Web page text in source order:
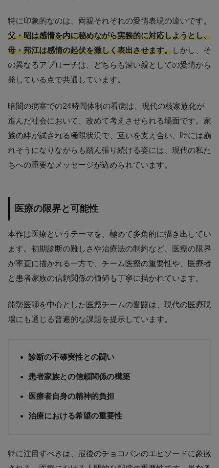
特に印象的なのは、両親それぞれの愛情表現の違いです。
父・昭は感情を内に秘めながら実務的に対応しようとし、
母・邦江は感情の起伏を激しく表出させます。しかし、そ
の異なるアプローチは、どちらも深い親としての愛情から
発している点で共通しています。
暗闇の病室での24時間体制の看病は、現代の核家族化が
進んだ社会において、改めて考えさせられる場面です。家
族の絆が試される極限状況で、互いを支え合い、時には崩
れそうになりながらも踏ん張り続ける姿には、現代の私た
ちへの重要なメッセージが込められています。
医療の限界と可能性
本作は医療というテーマを、極めて多角的に描き出してい
ます。初期診断の難しさや治療法の制約など、医療の限界
が率直に描かれる一方で、チーム医療の重要性や、医療者
と患者家族の信頼関係の価値も丁寧に描かれています。
能勢医師を中心とした医療チームの奮闘は、現代の医療現
場にも通じる普遍的な課題を提示しています。
診断の不確実性との闘い
患者家族との信頼関係の構築
医療者自身の精神的負担
治療における希望の重要性
特に注目すべきは、最後のチョコパンのエピソードに象徴